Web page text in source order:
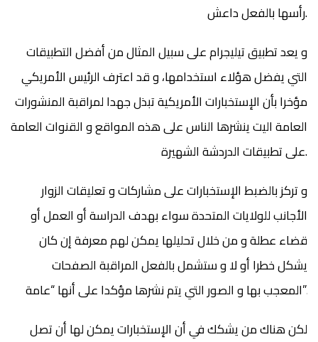
رأسها بالفعل داعش.
و يعد تطبيق تيليجرام على سبيل المثال من أفضل التطبيقات
التي يفضل هؤلاء استخدامها، و قد اعترف الرئيس الأمريكي
مؤخرا بأن الإستخبارات الأمريكية تبذل جهدا لمراقبة المنشورات
العامة اليت ينشرها الناس على هذه المواقع و القنوات العامة
على تطبيقات الدردشة الشهيرة.
و تركز بالضبط الإستخبارات على مشاركات و تعليقات الزوار
الأجانب للولايات المتحدة سواء بهدف الدراسة أو العمل أو
قضاء عطلة و من خلال تحليلها يمكن لهم معرفة إن كان
يشكل خطرا أو لا و ستشمل بالفعل المراقبة الصفحات
المعجب بها و الصور التي يتم نشرها مؤكدا على أنها “عامة”.
لكن هناك من يشكك في أن الإستخبارات يمكن لها أن تصل